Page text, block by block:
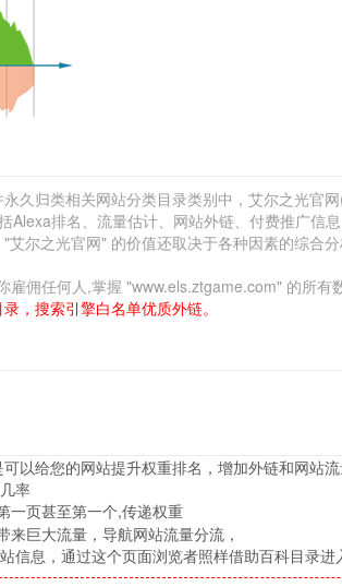
久归类相关网站分类目录类别中，艾尔之光官
Alexa排名、流量估计、网站外链、付费推广信
尔之光官网" 的价值还取决于各种因素的综合
佣任何人,掌握 "www.els.ztgame.com" 的所有
，搜索引擎白名单优质外链。
以给您的网站提升权重排名，增加外链和网站
率
一页甚至第一个,传递权重
巨大流量，导航网站流量分流，
信息，通过这个页面浏览者照样借助百科目录进